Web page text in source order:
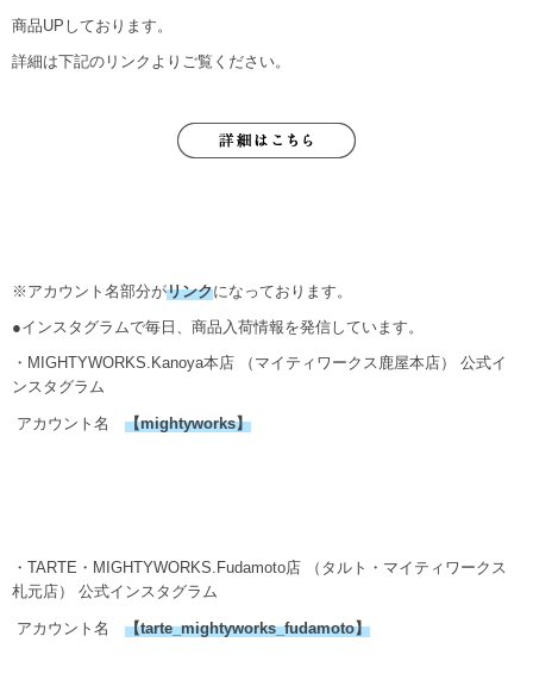
商品UPしております。
詳細は下記のリンクよりご覧ください。
※アカウント名部分がリンクになっております。
●インスタグラムで毎日、商品入荷情報を発信しています。
・MIGHTYWORKS.Kanoya本店 （マイティワークス鹿屋本店） 公式イ
ンスタグラム
アカウント名 【mightyworks】
・TARTE・MIGHTYWORKS.Fudamoto店 （タルト・マイティワークス
札元店） 公式インスタグラム
アカウント名 【tarte_mightyworks_fudamoto】